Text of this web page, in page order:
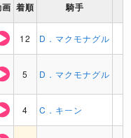
着順 騎手
12 D．マクモナグル
5 D．マクモナグル
4 C．キーン